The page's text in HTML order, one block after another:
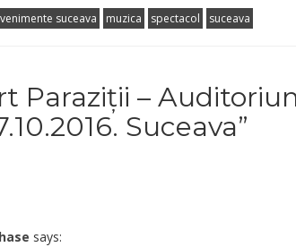
suceava muzica spectacol suceava
Paraziții –
Suceava”
says: